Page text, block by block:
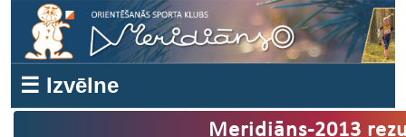
☰ Izvēlne
Meridiāns-2013